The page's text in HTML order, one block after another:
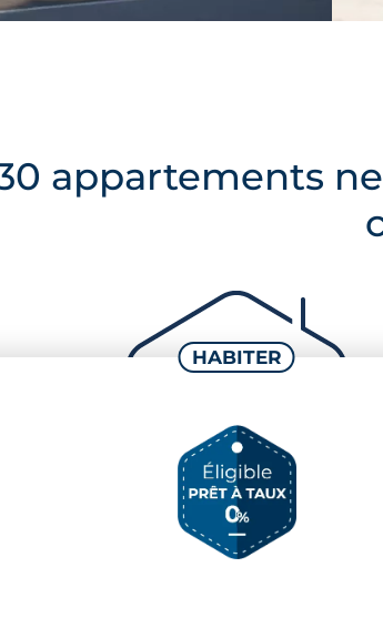
appartements